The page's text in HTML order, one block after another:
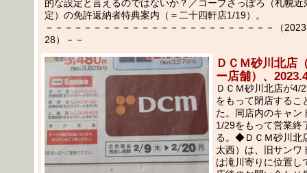
的な設定と言えるのではないか？／コープさっぽろ（札幌近
定）の免許返納者特典案内（＝二十四軒店1/19）。
－－－－－－－－－－－－－－－－－－－－－－－－（
28）－－
ＤＣＭ砂川北店
ー店舗）、
ＤＣＭ砂川北店が4/
をもって閉店するこ
た。同店内のキャン
1/29をもって営業終
る。◆ＤＣＭ砂川北
太西）は、旧サンワ
は滝川寄りに位置し